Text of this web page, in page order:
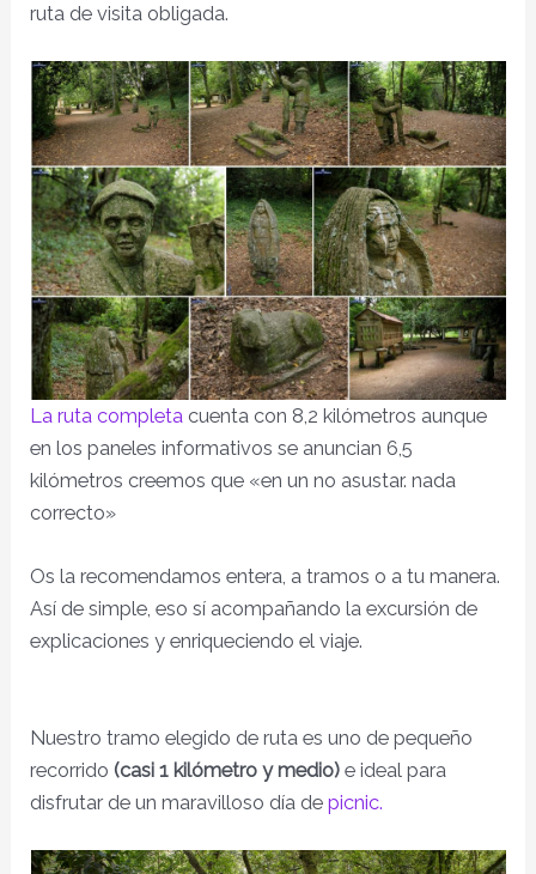
ruta de visita obligada.
La ruta completa cuenta con 8,2 kilómetros aunque
en los paneles informativos se anuncian 6,5
kilómetros creemos que «en un no asustar. nada
correcto»
Os la recomendamos entera, a tramos o a tu manera.
Así de simple, eso sí acompañando la excursión de
explicaciones y enriqueciendo el viaje.
Nuestro tramo elegido de ruta es uno de pequeño
recorrido (casi 1 kilómetro y medio) e ideal para
disfrutar de un maravilloso día de picnic.